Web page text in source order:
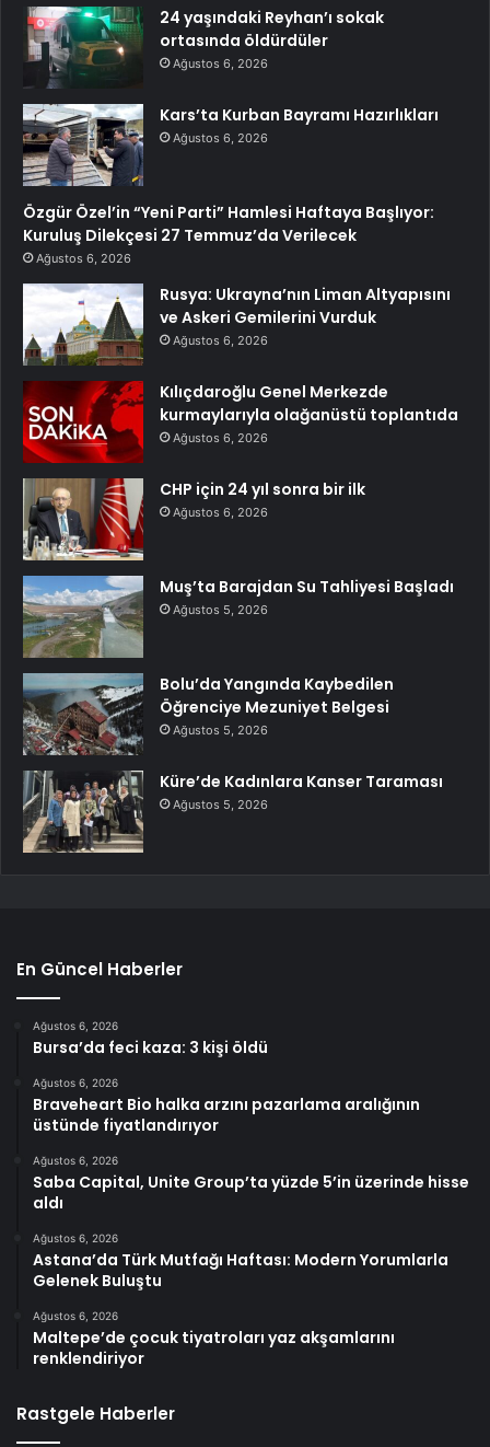
24 yaşındaki Reyhan’ı sokak
ortasında öldürdüler
Ağustos 6, 2026
Kars’ta Kurban Bayramı Hazırlıkları
Ağustos 6, 2026
Özgür Özel’in “Yeni Parti” Hamlesi Haftaya Başlıyor:
Kuruluş Dilekçesi 27 Temmuz’da Verilecek
Ağustos 6, 2026
Rusya: Ukrayna’nın Liman Altyapısını
ve Askeri Gemilerini Vurduk
Ağustos 6, 2026
Kılıçdaroğlu Genel Merkezde
kurmaylarıyla olağanüstü toplantıda
Ağustos 6, 2026
CHP için 24 yıl sonra bir ilk
Ağustos 6, 2026
Muş’ta Barajdan Su Tahliyesi Başladı
Ağustos 5, 2026
Bolu’da Yangında Kaybedilen
Öğrenciye Mezuniyet Belgesi
Ağustos 5, 2026
Küre’de Kadınlara Kanser Taraması
Ağustos 5, 2026
En Güncel Haberler
Ağustos 6, 2026
Bursa’da feci kaza: 3 kişi öldü
Ağustos 6, 2026
Braveheart Bio halka arzını pazarlama aralığının
üstünde fiyatlandırıyor
Ağustos 6, 2026
Saba Capital, Unite Group’ta yüzde 5’in üzerinde hisse
aldı
Ağustos 6, 2026
Astana’da Türk Mutfağı Haftası: Modern Yorumlarla
Gelenek Buluştu
Ağustos 6, 2026
Maltepe’de çocuk tiyatroları yaz akşamlarını
renklendiriyor
Rastgele Haberler